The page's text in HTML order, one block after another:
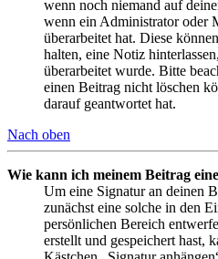
wenn noch niemand auf
wenn ein Administrator oder
überarbeitet hat. Diese
halten, eine Notiz
überarbeitet wurde. Bitte
einen Beitrag nicht löschen
darauf geantwortet hat.
Nach oben
Wie kann ich meinem Beitrag
Um eine Signatur an deinen
zunächst eine solche in den
persönlichen Bereich
erstellt und gespeichert hast,